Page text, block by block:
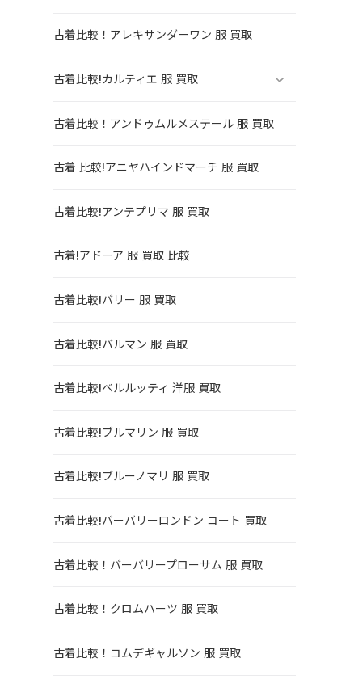
古着比較！アレキサンダーワン 服 買取
古着比較!カルティエ 服 買取
古着比較！アンドゥムルメステール 服 買取
古着 比較!アニヤハインドマーチ 服 買取
古着比較!アンテプリマ 服 買取
古着!アドーア 服 買取 比較
古着比較!バリー 服 買取
古着比較!バルマン 服 買取
古着比較!ベルルッティ 洋服 買取
古着比較!ブルマリン 服 買取
古着比較!ブルーノマリ 服 買取
古着比較!バーバリーロンドン コート 買取
古着比較！バーバリープローサム 服 買取
古着比較！クロムハーツ 服 買取
古着比較！コムデギャルソン 服 買取